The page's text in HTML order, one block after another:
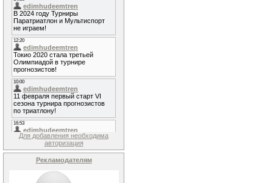
Для добавления необходима
авторизация
Рекламодателям